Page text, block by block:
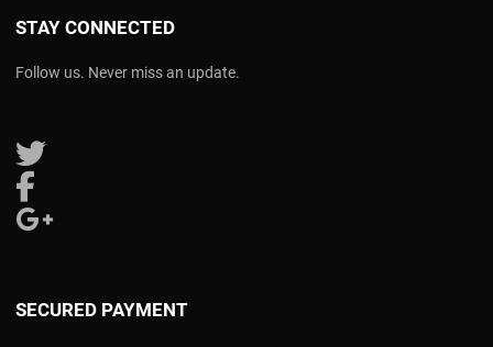
STAY CONNECTED
Follow us. Never miss an update.
Follow us on Twitter
SECURED PAYMENT